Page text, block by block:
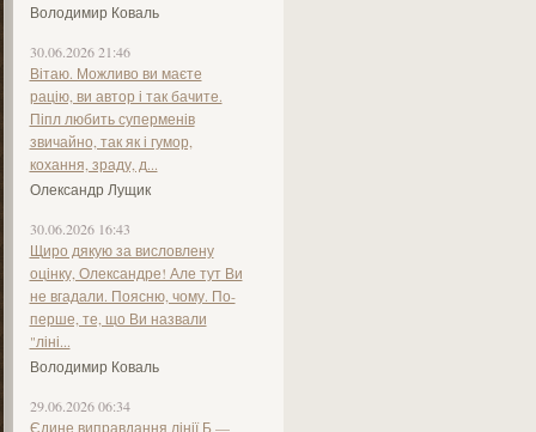
Володимир Коваль
30.06.2026 21:46
Вітаю. Можливо ви маєте
рацію, ви автор і так бачите.
Піпл любить суперменів
звичайно, так як і гумор,
кохання, зраду, д...
Олександр Лущик
30.06.2026 16:43
Щиро дякую за висловлену
оцінку, Олександре! Але тут Ви
не вгадали. Поясню, чому. По-
перше, те, що Ви назвали
"ліні...
Володимир Коваль
29.06.2026 06:34
Єдине виправдання лінії Б —